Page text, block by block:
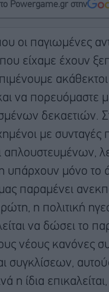
το Powergame.gr στην
οι παγιωμένες
που είχαμε έχουν
να πορευόμαστε
δεκαετιών.
με
υπάρχουν μόνο το
παραμένει
η πολιτική
να δώσει το
νέους κανόνες
συγκλίσεων,
η ίδια επικαλείται,